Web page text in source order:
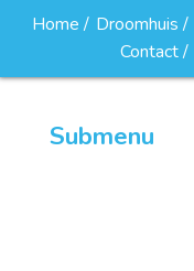
Home Droomhuis
Contact
Submenu